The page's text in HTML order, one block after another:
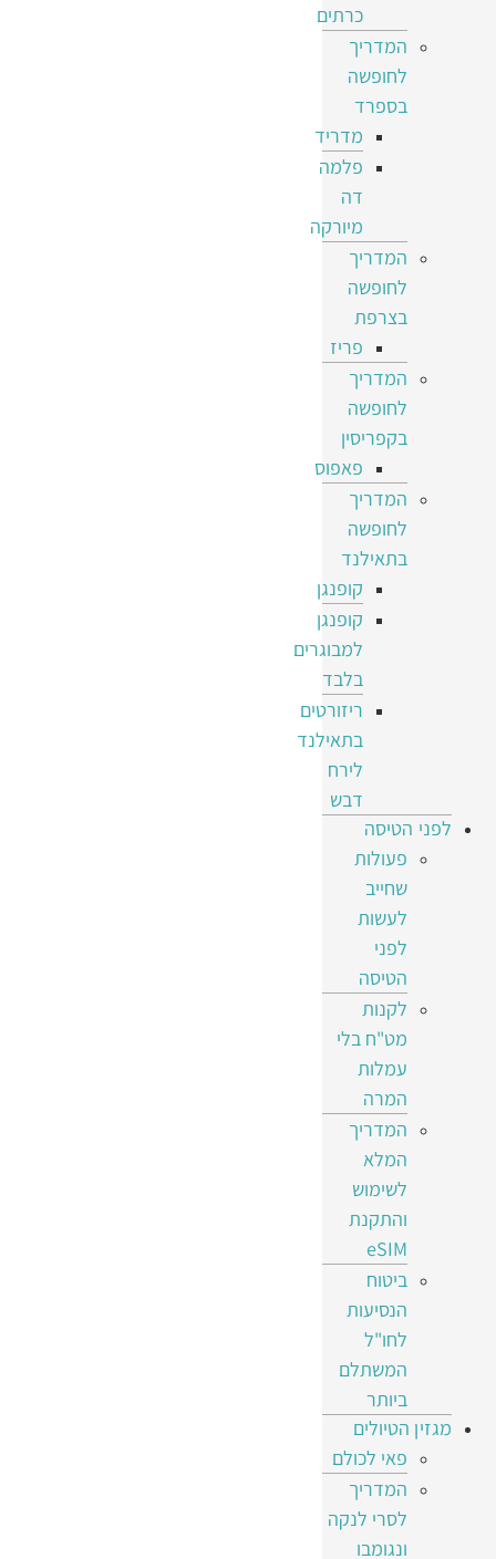
כרתים
המדריך
לחופשה
בספרד
מדריד
פלמה
דה
מיורקה
המדריך
לחופשה
בצרפת
פריז
המדריך
לחופשה
בקפריסין
פאפוס
המדריך
לחופשה
בתאילנד
קופנגן
קופנגן
למבוגרים
בלבד
ריזורטים
בתאילנד
לירח
דבש
לפני הטיסה
פעולות
שחייב
לעשות
לפני
הטיסה
לקנות
מט"ח בלי
עמלות
המרה
המדריך
המלא
לשימוש
והתקנת
eSIM
ביטוח
הנסיעות
לחו"ל
המשתלם
ביותר
מגזין הטיולים
פאי לכולם
המדריך
לסרי לנקה
ונגומבו